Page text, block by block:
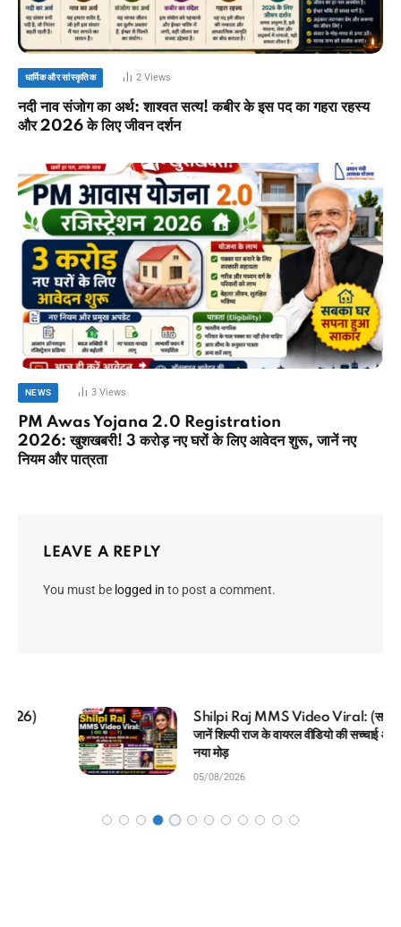
धार्मिक और सांस्कृतिक 2Views
नदी नाव संजोग का अर्थ: शाश्वत सत्य! कबीर के इस पद का गहरा रहस्य
और 2026 के लिए जीवन दर्शन
NEWS 3Views
PM Awas Yojana 2.0 Registration
2026: खुशखबरी! 3 करोड़ नए घरों के लिए आवेदन शुरू, जानें नए
नियम और पात्रता
LEAVE A REPLY
You must be logged in to post a comment.
MP Kisan Kalyan Yojana 2026 List: बड़ी
सौगात! CM मोहन यादव ने ट्रांसफर किए ₹3308 करोड़,
यहाँ देखें स्टेटस
05/08/2026